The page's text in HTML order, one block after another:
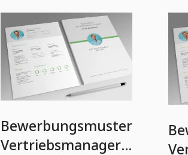
Bewerbungsmuster
Vertriebsmanager